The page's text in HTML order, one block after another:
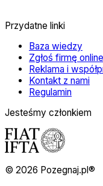
Przydatne linki
Baza wiedzy
Zgłoś firmę online
Reklama i
Kontakt z nami
Regulamin
Jesteśmy członkiem
© 2026 Pozegnaj.pl®